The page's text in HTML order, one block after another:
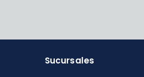
Sucursales